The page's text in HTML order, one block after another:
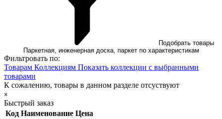
Паркетная, инженерная доска, паркет по характеристикам
Фильтровать по:
Товарам Коллекциям Показать коллекции с выбранными
товарами
К сожалению, товары в данном разделе отсуствуют
×
Быстрый заказ
Код Наименование Цена